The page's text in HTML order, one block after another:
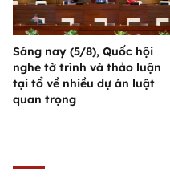
Sáng nay (5/8), Quốc hội
nghe tờ trình và thảo luận
tại tổ về nhiều dự án luật
quan trọng